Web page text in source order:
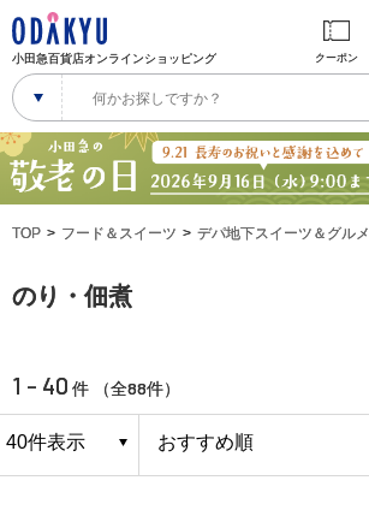
小田急百貨店オンラインショッピング クーポン
TOP フード＆スイーツ デパ地下スイーツ＆グルメ
のり・佃煮
1 - 40 件 （全88件）